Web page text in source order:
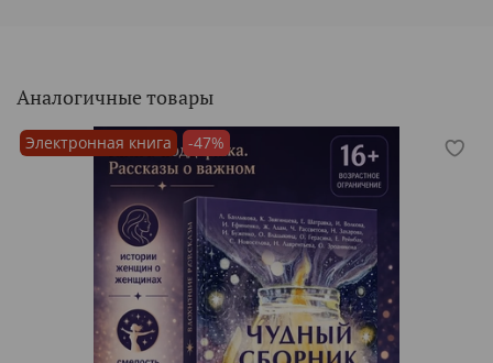
Аналогичные товары
Электронная книга -47%